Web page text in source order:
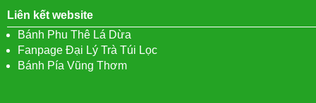
Liên kết website
Bánh Phu Thê Lá Dừa
Fanpage Đại Lý Trà Túi Lọc
Bánh Pía Vũng Thơm